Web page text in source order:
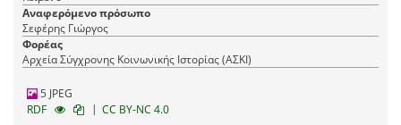
Αναφερόμενο πρόσωπο
Σεφέρης Γιώργος
Φορέας
Αρχεία Σύγχρονης Κοινωνικής Ιστορίας (ΑΣΚΙ)
5 JPEG
RDF
| CC BY-NC 4.0